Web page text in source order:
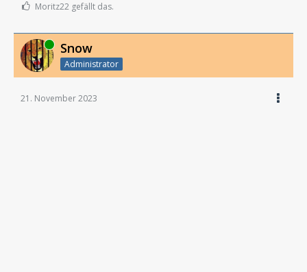
Moritz22 gefällt das.
Online Snow
Administrator
21. November 2023